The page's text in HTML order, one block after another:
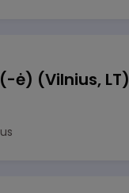
ė) (Vilnius, LT)